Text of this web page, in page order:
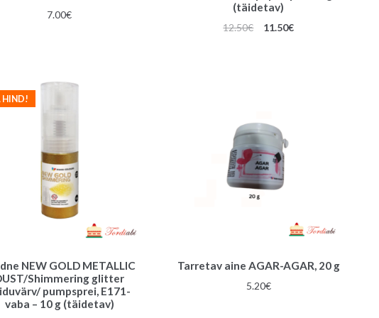
7.00€
(täidetav)
12.50€
Algne
11.50€Praegune
NEW GOLD METALLIC
Shimmering glitter
pumpsprei, E171-
vaba – 10 g (täidetav)
HIND!
Tarretav aine AGAR-AGAR, 20 g
5.20€